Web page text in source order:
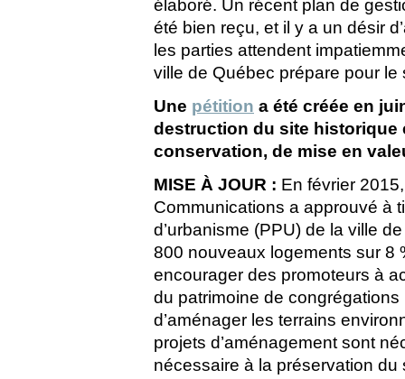
élaboré. Un récent plan de
été bien reçu, et il y a un désir
les parties attendent
ville de Québec prépare pour
Une pétition a été créée en
destruction du site historique
conservation, de mise en
MISE À JOUR : En février
Communications a approuvé à
d’urbanisme (PPU) de la ville
800 nouveaux logements sur 8
encourager des promoteurs à
du patrimoine de
d’aménager les terrains
projets d’aménagement sont
nécessaire à la préservation du